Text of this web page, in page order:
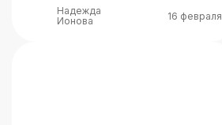
направлена на создание
комфортного и вдохновляющего
Надежда
Ионова
16 февраля